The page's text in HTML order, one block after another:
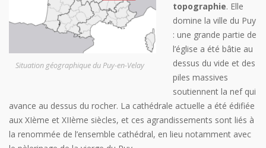
Situation géographique du Puy-en-Velay
topographie. Elle
domine la ville du Puy
: une grande partie de
l’église a été bâtie au
dessus du vide et des
piles massives
soutiennent la nef qui
avance au dessus du rocher. La cathédrale actuelle a été édifiée
aux XIème et XIIème siècles, et ces agrandissements sont liés à
la renommée de l’ensemble cathédral, en lieu notamment avec